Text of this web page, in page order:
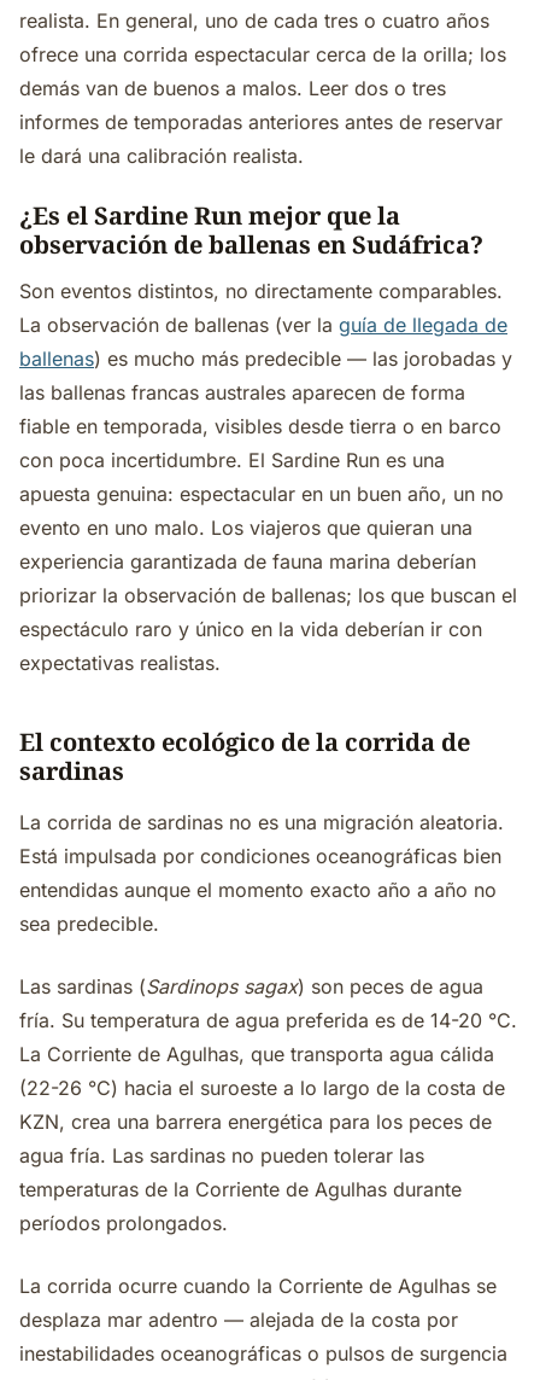
realista. En general, uno de cada tres o cuatro años
ofrece una corrida espectacular cerca de la orilla; los
demás van de buenos a malos. Leer dos o tres
informes de temporadas anteriores antes de reservar
le dará una calibración realista.
¿Es el Sardine Run mejor que la
observación de ballenas en Sudáfrica?
Son eventos distintos, no directamente comparables.
La observación de ballenas (ver la guía de llegada de
ballenas) es mucho más predecible — las jorobadas y
las ballenas francas australes aparecen de forma
fiable en temporada, visibles desde tierra o en barco
con poca incertidumbre. El Sardine Run es una
apuesta genuina: espectacular en un buen año, un no
evento en uno malo. Los viajeros que quieran una
experiencia garantizada de fauna marina deberían
priorizar la observación de ballenas; los que buscan el
espectáculo raro y único en la vida deberían ir con
expectativas realistas.
El contexto ecológico de la corrida de
sardinas
La corrida de sardinas no es una migración aleatoria.
Está impulsada por condiciones oceanográficas bien
entendidas aunque el momento exacto año a año no
sea predecible.
Las sardinas (Sardinops sagax) son peces de agua
fría. Su temperatura de agua preferida es de 14-20 °C.
La Corriente de Agulhas, que transporta agua cálida
(22-26 °C) hacia el suroeste a lo largo de la costa de
KZN, crea una barrera energética para los peces de
agua fría. Las sardinas no pueden tolerar las
temperaturas de la Corriente de Agulhas durante
períodos prolongados.
La corrida ocurre cuando la Corriente de Agulhas se
desplaza mar adentro — alejada de la costa por
inestabilidades oceanográficas o pulsos de surgencia